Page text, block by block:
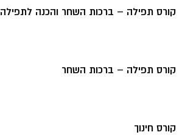
קורס תפילה – ברכות השחר והכנה לתפילה
קורס תפילה – ברכות השחר
קורס חינוך